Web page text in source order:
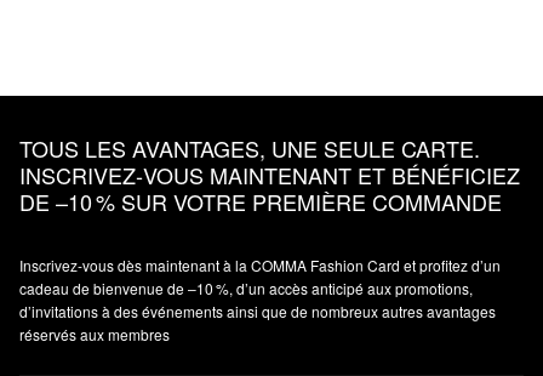
TOUS LES AVANTAGES, UNE SEULE CARTE.
INSCRIVEZ‑VOUS MAINTENANT ET BÉNÉFICIEZ
DE –10 % SUR VOTRE PREMIÈRE COMMANDE
Inscrivez‑vous dès maintenant à la COMMA Fashion Card et profitez d’un
cadeau de bienvenue de –10 %, d’un accès anticipé aux promotions,
d’invitations à des événements ainsi que de nombreux autres avantages
réservés aux membres